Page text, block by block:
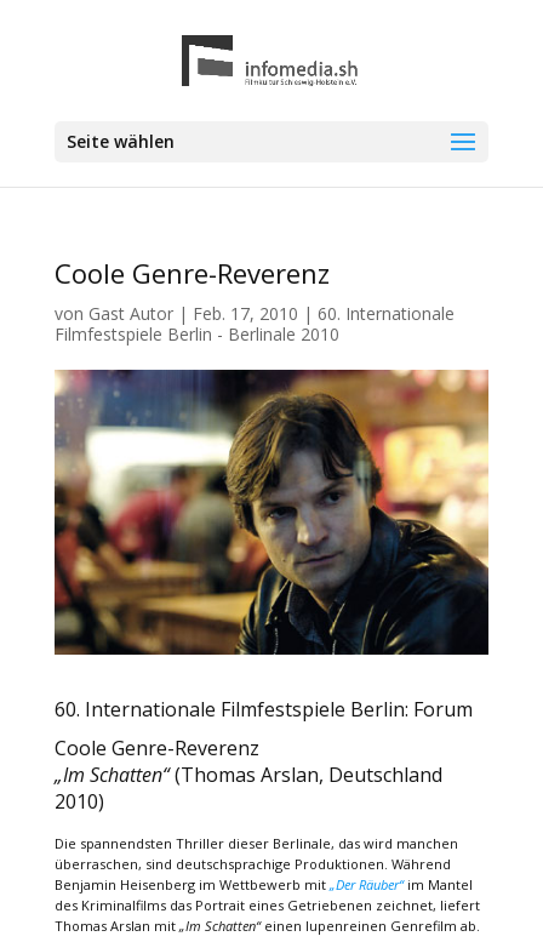
Seite wählen
Coole Genre-Reverenz
von Gast Autor| Feb. 17, 2010 | 60. Internationale
Filmfestspiele Berlin - Berlinale 2010
60. Internationale Filmfestspiele Berlin: Forum
Coole Genre-Reverenz
„Im Schatten“(Thomas Arslan, Deutschland
2010)
Die spannendsten Thriller dieser Berlinale, das wird manchen
überraschen, sind deutschsprachige Produktionen. Während
Benjamin Heisenberg im Wettbewerb mit „Der Räuber“im Mantel
des Kriminalfilms das Portrait eines Getriebenen zeichnet, liefert
Thomas Arslan mit „Im Schatten“einen lupenreinen Genrefilm ab.